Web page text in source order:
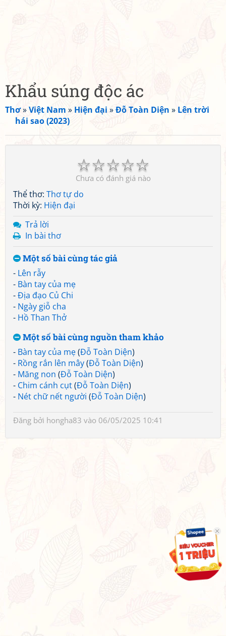
Khẩu súng độc ác
Thơ»Việt Nam » Hiện đại »Đỗ Toàn Diện » Lên trời
hái sao (2023)
☆
☆
☆
☆
☆
Chưa có đánh giá nào
Thể thơ: Thơ tự do
Thời kỳ: Hiện đại
Trả lời
In bài thơ
Một số bài cùng tác giả
- Lên rẫy
- Bàn tay của mẹ
-Địa đạo Củ Chi
- Ngày giỗ cha
- Hồ Than Thở
Một số bài cùng nguồn tham khảo
- Bàn tay của mẹ(Đỗ Toàn Diện)
- Rồng rắn lên mây(Đỗ Toàn Diện)
- Măng non (Đỗ Toàn Diện)
- Chim cánh cụt(Đỗ Toàn Diện)
- Nét chữ nết người (Đỗ Toàn Diện)
Đăng bởi hongha83 vào 06/05/2025 10:41